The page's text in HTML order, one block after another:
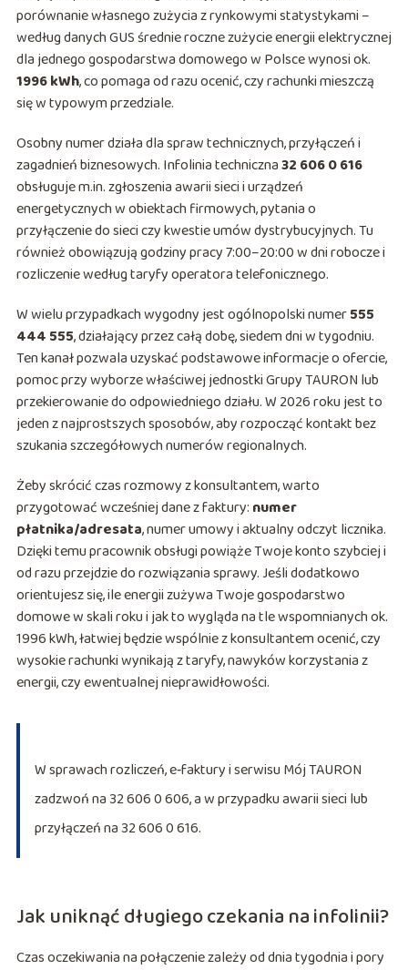
porównanie własnego zużycia z rynkowymi statystykami –
według danych GUS średnie roczne zużycie energii elektrycznej
dla jednego gospodarstwa domowego w Polsce wynosi ok.
1996 kWh, co pomaga od razu ocenić, czy rachunki mieszczą
się w typowym przedziale.
Osobny numer działa dla spraw technicznych, przyłączeń i
zagadnień biznesowych. Infolinia techniczna32 606 0 616
obsługuje m.in. zgłoszenia awarii sieci i urządzeń
energetycznych w obiektach firmowych, pytania o
przyłączenie do sieci czy kwestie umów dystrybucyjnych. Tu
również obowiązują godziny pracy 7:00–20:00 w dni robocze i
rozliczenie według taryfy operatora telefonicznego.
W wielu przypadkach wygodny jest ogólnopolski numer555
444 555, działający przez całą dobę, siedem dni w tygodniu.
Ten kanał pozwala uzyskać podstawowe informacje o ofercie,
pomoc przy wyborze właściwej jednostki Grupy TAURON lub
przekierowanie do odpowiedniego działu. W 2026 roku jest to
jeden z najprostszych sposobów, aby rozpocząć kontakt bez
szukania szczegółowych numerów regionalnych.
Żeby skrócić czas rozmowy z konsultantem, warto
przygotować wcześniej dane z faktury: numer
płatnika/adresata, numer umowy i aktualny odczyt licznika.
Dzięki temu pracownik obsługi powiąże Twoje konto szybciej i
od razu przejdzie do rozwiązania sprawy. Jeśli dodatkowo
orientujesz się, ile energii zużywa Twoje gospodarstwo
domowe w skali roku i jak to wygląda na tle wspomnianych ok.
1996 kWh, łatwiej będzie wspólnie z konsultantem ocenić, czy
wysokie rachunki wynikają z taryfy, nawyków korzystania z
energii, czy ewentualnej nieprawidłowości.
W sprawach rozliczeń, e‑faktury i serwisu Mój TAURON
zadzwoń na 32 606 0 606, a w przypadku awarii sieci lub
przyłączeń na 32 606 0 616.
Jak uniknąć długiego czekania na infolinii?
Czas oczekiwania na połączenie zależy od dnia tygodnia i pory